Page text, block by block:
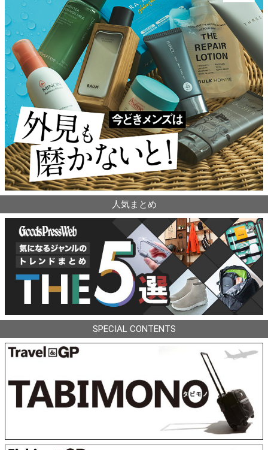
人気まとめ
SPECIAL CONTENTS